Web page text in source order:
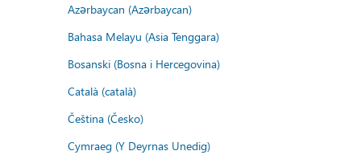
Azərbaycan (Azərbaycan)
Bahasa Melayu (Asia Tenggara)
Bosanski (Bosna i Hercegovina)
Català (català)
Čeština (Česko)
Cymraeg (Y Deyrnas Unedig)